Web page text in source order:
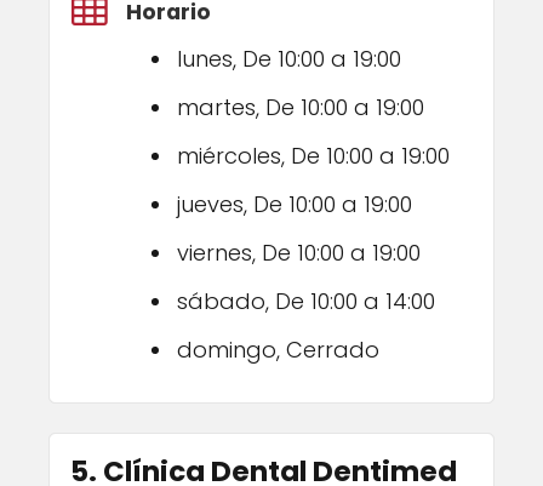
Horario
lunes, De 10:00 a 19:00
martes, De 10:00 a 19:00
miércoles, De 10:00 a 19:00
jueves, De 10:00 a 19:00
viernes, De 10:00 a 19:00
sábado, De 10:00 a 14:00
domingo, Cerrado
5. Clínica Dental Dentimed